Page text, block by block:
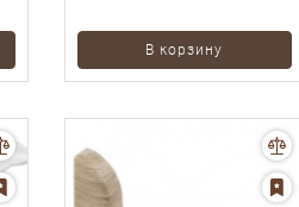
В корзину